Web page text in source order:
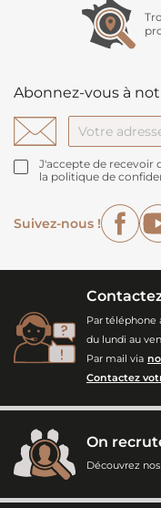
Abonnez-vous à
J'accepte de recevoir
la politique de
Suivez-nous !
Par téléphone
du lundi au
Par mail via
Contactez
On
Découvrez